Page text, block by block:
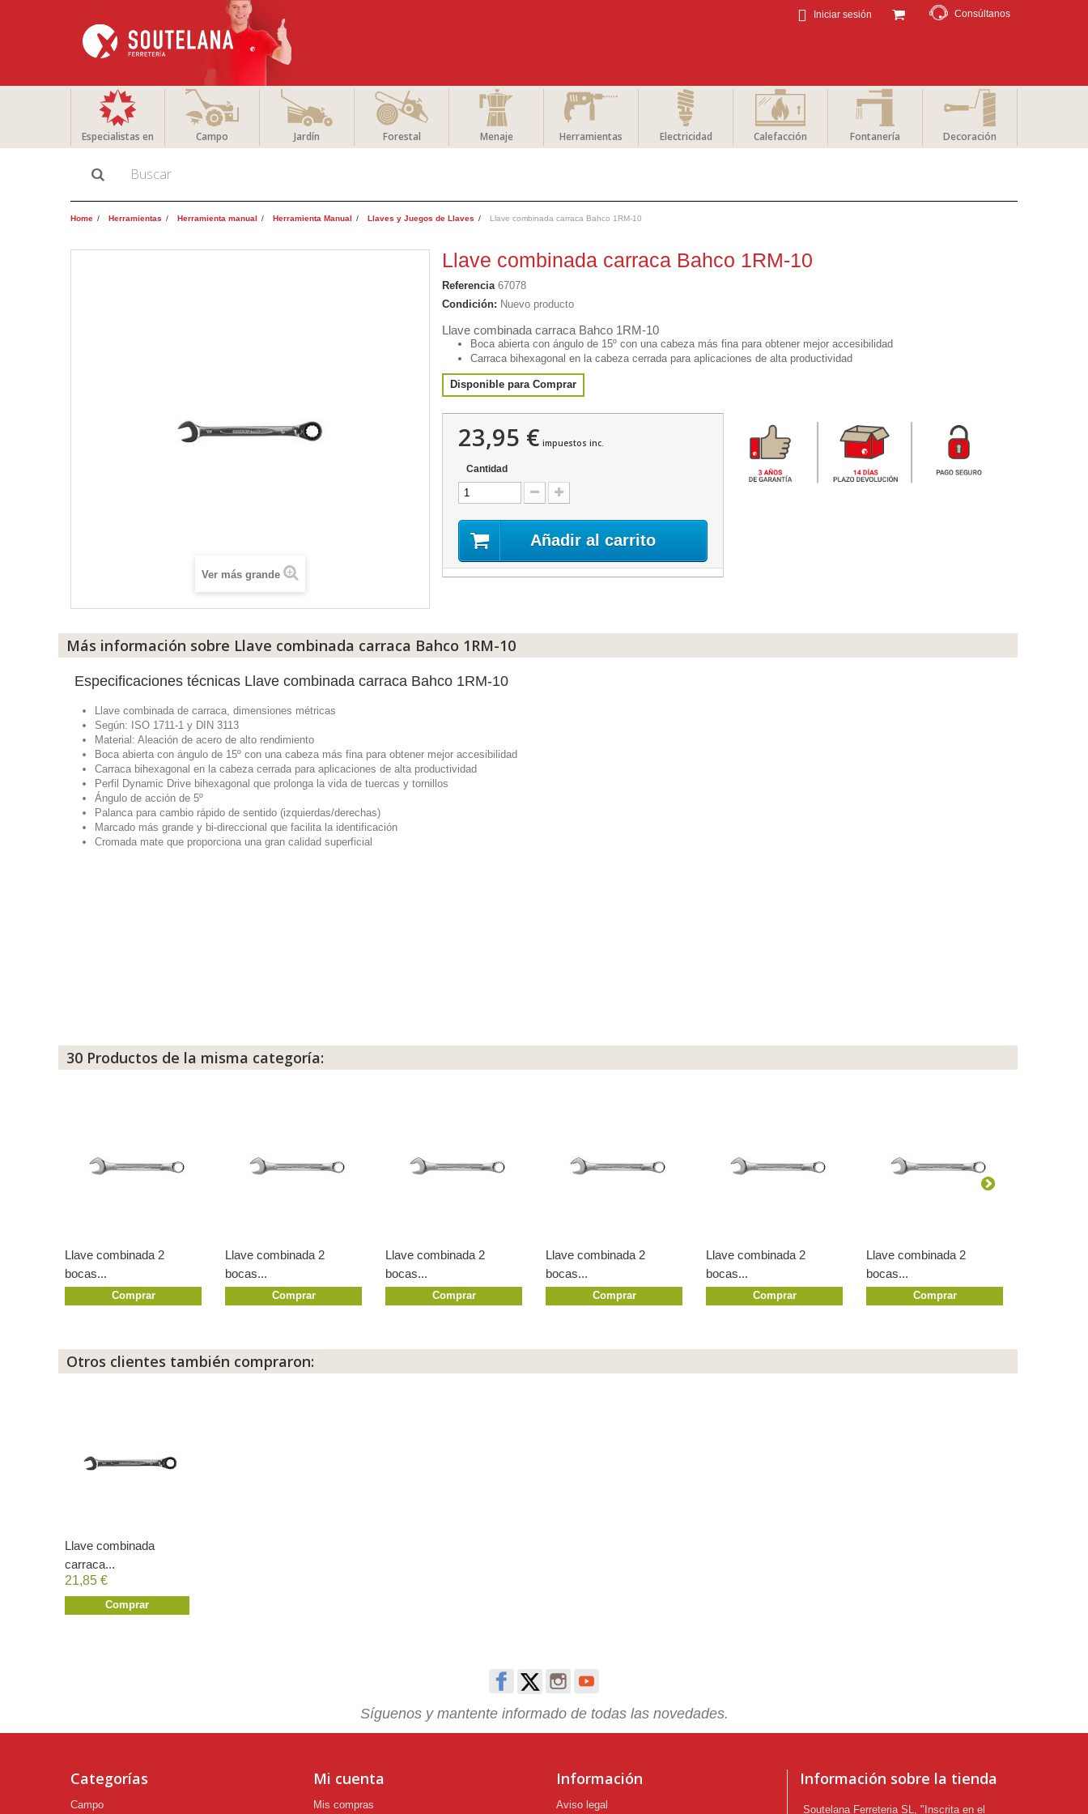
Consúltanos
Iniciar sesión
Especialistas en Campo Jardín Forestal Menaje Herramientas Electricidad Calefacción Fontanería Decoración
Home Herramientas Herramienta manual Herramienta Manual Llaves y Juegos de Llaves Llave combinada carraca Bahco 1RM-10
Ver más grande
Llave combinada carraca Bahco 1RM-10
Referencia 67078
Condición: Nuevo producto
Llave combinada carraca Bahco 1RM-10
Boca abierta con ángulo de 15º con una cabeza más fina para obtener mejor accesibilidad
Carraca bihexagonal en la cabeza cerrada para aplicaciones de alta productividad
Disponible para Comprar
23,95 € impuestos inc.
Cantidad
Añadir al carrito
Más información sobre Llave combinada carraca Bahco 1RM-10
Especificaciones técnicas Llave combinada carraca Bahco 1RM-10
Llave combinada de carraca, dimensiones métricas
Según: ISO 1711-1 y DIN 3113
Material: Aleación de acero de alto rendimiento
Boca abierta con ángulo de 15º con una cabeza más fina para obtener mejor accesibilidad
Carraca bihexagonal en la cabeza cerrada para aplicaciones de alta productividad
Perfil Dynamic Drive bihexagonal que prolonga la vida de tuercas y tornillos
Ángulo de acción de 5º
Palanca para cambio rápido de sentido (izquierdas/derechas)
Marcado más grande y bi-direccional que facilita la identificación
Cromada mate que proporciona una gran calidad superficial
30 Productos de la misma categoría:
Llave combinada 2
bocas...
Comprar
Llave combinada 2
bocas...
Comprar
Llave combinada 2
bocas...
Comprar
Llave combinada 2
bocas...
Comprar
Llave combinada 2
bocas...
Comprar
Llave combinada 2
bocas...
Comprar
Otros clientes también compraron:
Llave combinada
carraca...
21,85 €
Comprar
Síguenos y mantente informado de todas las novedades.
Categorías
Campo
Mi cuenta
Mis compras
Información
Aviso legal
Información sobre la tienda
Soutelana Ferreteria SL, "Inscrita en el